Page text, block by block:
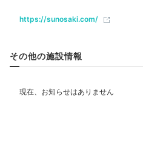
す。美しい自然を眺めながら
ベビー＆子供関連
部屋情報
https://sunosaki.com/
その他の施設情報